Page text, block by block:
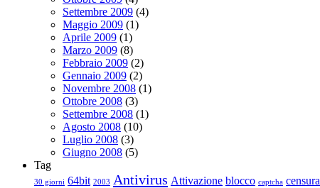
Settembre 2009 (4)
Maggio 2009 (1)
Aprile 2009 (1)
Marzo 2009 (8)
Febbraio 2009 (2)
Gennaio 2009 (2)
Novembre 2008 (1)
Ottobre 2008 (3)
Settembre 2008 (1)
Agosto 2008 (10)
Luglio 2008 (3)
Giugno 2008 (5)
Tag
30 giorni 64bit 2003 Antivirus Attivazione blocco captcha censura